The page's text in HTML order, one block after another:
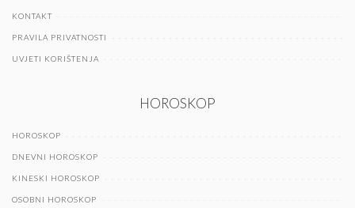
KONTAKT
PRAVILA PRIVATNOSTI
UVJETI KORIŠTENJA
HOROSKOP
HOROSKOP
DNEVNI HOROSKOP
KINESKI HOROSKOP
OSOBNI HOROSKOP